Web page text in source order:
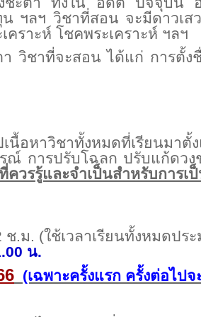
ฯลฯ วิชาที่สอน จะมีดาวเ
ราะห์ โชคพระเคราะห์ ฯลฯ
วิชาที่จะสอน ได้แก่ การตั้ง
นื้อหาวิชาทั้งหมดที่เรียนม
การปรับโฉลก ปรับแก้ดว
ควรรู้และจำเป็นสำหรับการ
ครั้งละ 2 ช.ม. (ใช้
น.
(เฉพาะครั้งแรก ครั้งต่อไป